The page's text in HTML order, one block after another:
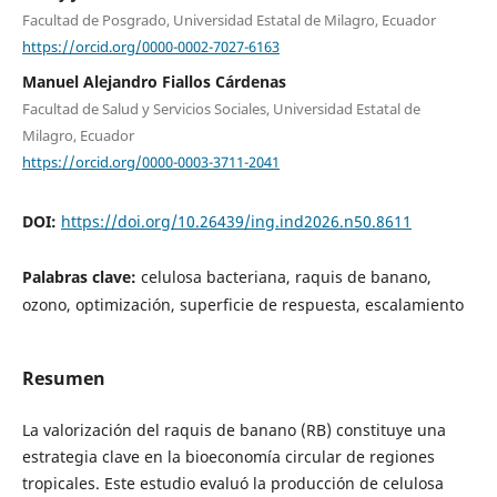
Facultad de Posgrado, Universidad Estatal de Milagro, Ecuador
https://orcid.org/0000-0002-7027-6163
Manuel Alejandro Fiallos Cárdenas
Facultad de Salud y Servicios Sociales, Universidad Estatal de
Milagro, Ecuador
https://orcid.org/0000-0003-3711-2041
DOI: https://doi.org/10.26439/ing.ind2026.n50.8611
Palabras clave: celulosa bacteriana, raquis de banano,
ozono, optimización, superficie de respuesta, escalamiento
Resumen
La valorización del raquis de banano (RB) constituye una
estrategia clave en la bioeconomía circular de regiones
tropicales. Este estudio evaluó la producción de celulosa